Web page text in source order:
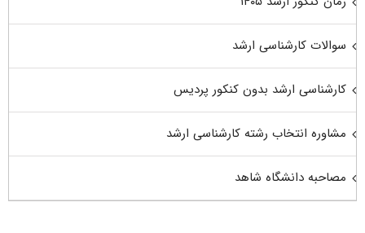
سوالات کارشناسی ارشد
کارشناسی ارشد بدون کنکور پردیس
مشاوره انتخاب رشته کارشناسی ارشد
مصاحبه دانشگاه شاهد